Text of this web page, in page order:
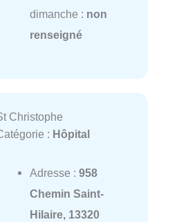
dimanche : non
renseigné
Christophe
: Hôpital
Adresse : 958
Chemin Saint-
Hilaire, 13320